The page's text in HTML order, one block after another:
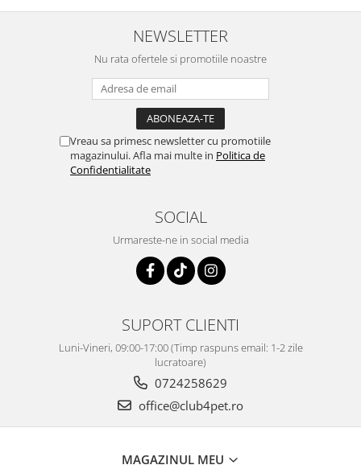
NEWSLETTER
Nu rata ofertele si promotiile noastre
Vreau sa primesc newsletter cu promotiile
magazinului. Afla mai multe in Politica de
Confidentialitate
SOCIAL
Urmareste-ne in social media
SUPORT CLIENTI
Luni-Vineri, 09:00-17:00 (Timp raspuns email: 1-2 zile
lucratoare)
0724258629
office@club4pet.ro
MAGAZINUL MEU